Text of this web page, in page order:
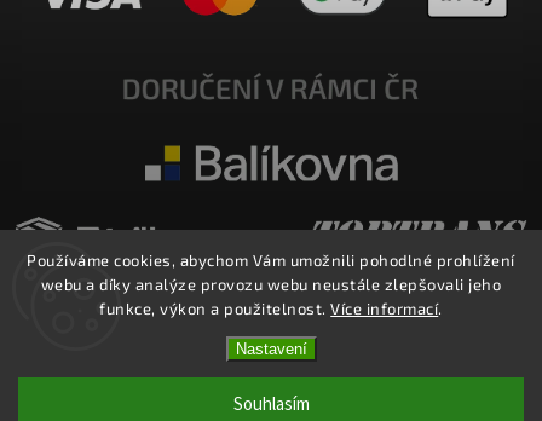
Používáme cookies, abychom Vám umožnili pohodlné prohlížení
webu a díky analýze provozu webu neustále zlepšovali jeho
funkce, výkon a použitelnost.Více informací.
Nastavení
Souhlasím
E-SHOP MILATA. Všechna práva vyhrazena.
Upravit nastavení cookies